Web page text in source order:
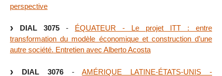
perspective
DIAL 3075 - ÉQUATEUR - Le projet ITT : entre
transformation du modèle économique et construction d’une
autre société. Entretien avec Alberto Acosta
DIAL 3076-AMÉRIQUE LATINE-ÉTATS-UNIS -